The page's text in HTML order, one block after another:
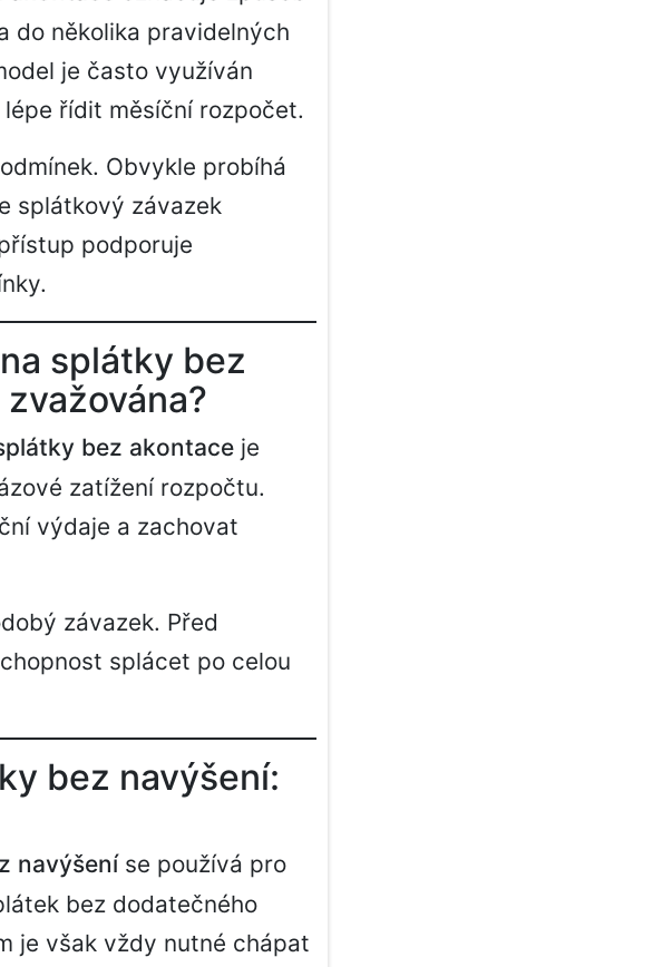
do několika pravidelných
je často využíván
řídit měsíční rozpočet.
Obvykle probíhá
splátkový závazek
podporuje
splátky bez
bez akontace je
zatížení rozpočtu.
výdaje a zachovat
závazek. Před
splácet po celou
bez navýšení:
navýšeníse používá pro
bez dodatečného
je však vždy nutné chápat